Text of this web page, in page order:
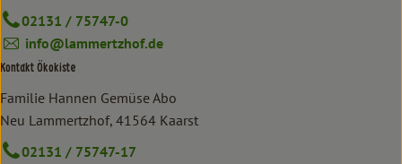
02131 / 75747-0
info@lammertzhof.de
Kontakt Ökokiste
Familie Hannen Gemüse Abo
Neu Lammertzhof, 41564 Kaarst
02131 / 75747-17